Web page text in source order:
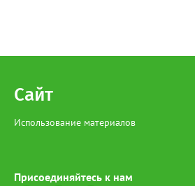
Сайт
Использование материалов
Присоединяйтесь к нам